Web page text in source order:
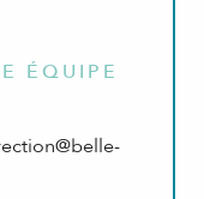
ÉQUIPE